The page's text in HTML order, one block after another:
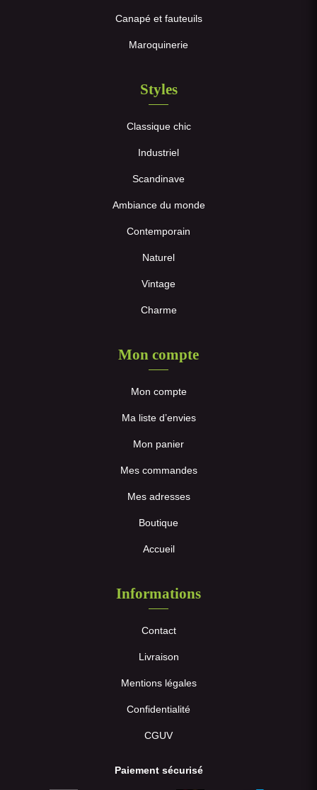
Canapé et fauteuils
Maroquinerie
Styles
Classique chic
Industriel
Scandinave
Ambiance du monde
Contemporain
Naturel
Vintage
Charme
Mon compte
Mon compte
Ma liste d’envies
Mon panier
Mes commandes
Mes adresses
Boutique
Accueil
Informations
Contact
Livraison
Mentions légales
Confidentialité
CGUV
Paiement sécurisé